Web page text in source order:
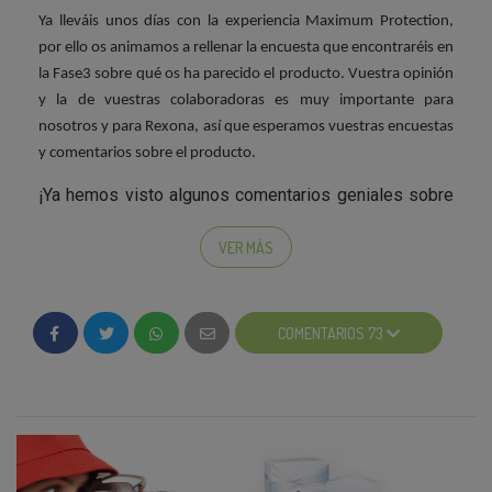
Ya lleváis unos días con la experiencia Maximum Protection,
por ello os animamos a rellenar la encuesta que encontraréis en
la Fase3 sobre qué os ha parecido el producto. Vuestra opinión
y la de vuestras colaboradoras es muy importante para
nosotros y para Rexona, así que esperamos vuestras encuestas
y comentarios sobre el producto.
¡Ya hemos visto algunos comentarios geniales sobre
el producto pero... queremos más!
¿Qué os ha está pareciendo esta campaña? ¿Con ganas de que
VER MÁS
COMENTARIOS 73